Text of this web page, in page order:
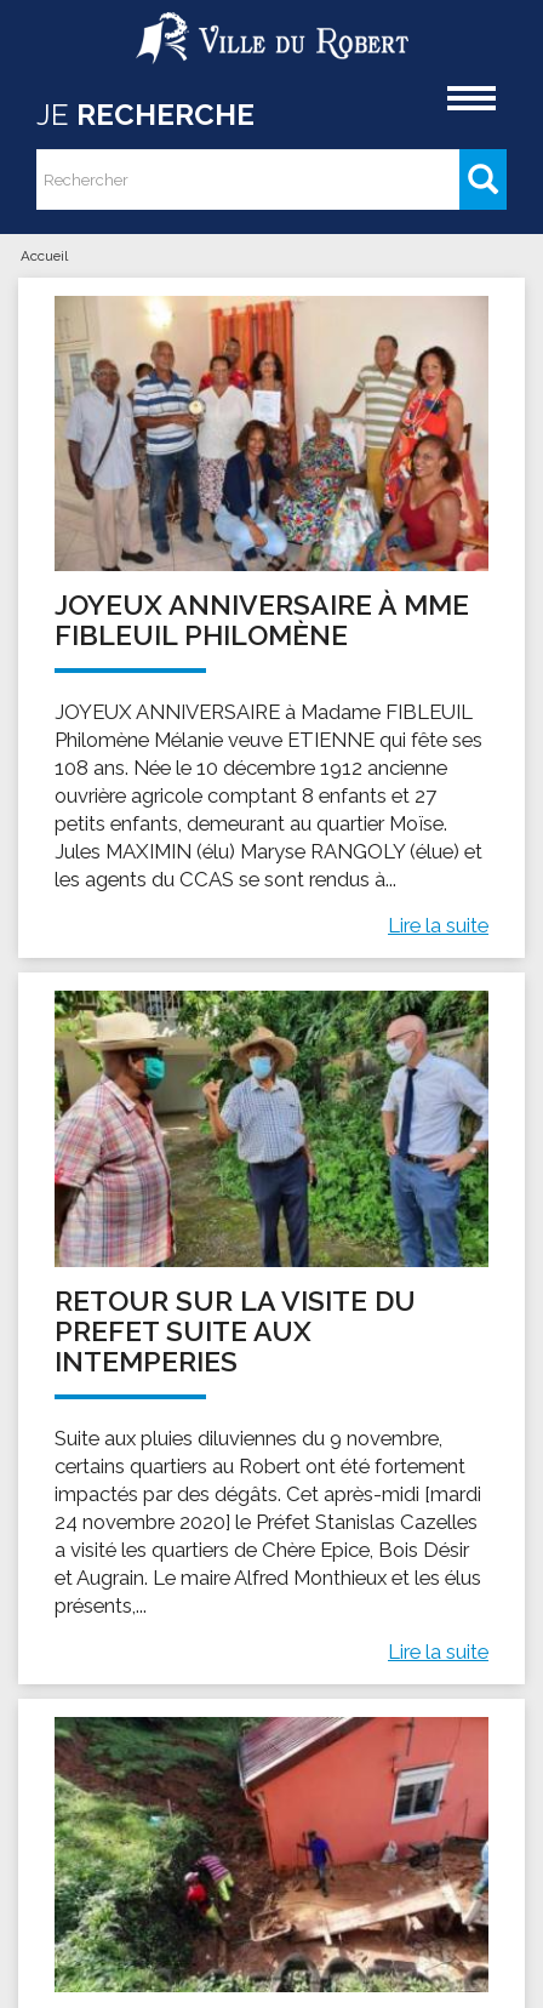
Aller au contenu principal
JE RECHERCHE
Formulaire de recherche
Rechercher
Vous êtes ici
Accueil
JOYEUX ANNIVERSAIRE À MME
FIBLEUIL PHILOMÈNE
JOYEUX ANNIVERSAIRE à Madame FIBLEUIL
Philomène Mélanie veuve ETIENNE qui fête ses
108 ans. Née le 10 décembre 1912 ancienne
ouvrière agricole comptant 8 enfants et 27
petits enfants, demeurant au quartier Moïse.
Jules MAXIMIN (élu) Maryse RANGOLY (élue) et
les agents du CCAS se sont rendus à...
Lire la suite
RETOUR SUR LA VISITE DU
PREFET SUITE AUX
INTEMPERIES
Suite aux pluies diluviennes du 9 novembre,
certains quartiers au Robert ont été fortement
impactés par des dégâts. Cet après-midi [mardi
24 novembre 2020] le Préfet Stanislas Cazelles
a visité les quartiers de Chère Epice, Bois Désir
et Augrain. Le maire Alfred Monthieux et les élus
présents,...
Lire la suite